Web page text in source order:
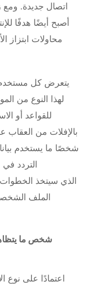
اتصال جديدة. ومع
أصبح أيضًا هدفًا
محاولات ابتزاز
يتعرض كل مستخدم
لهذا النوع من
للقواعد أو
بالإفلات من العقاب
شخصًا ما يستخدم
التردد في
الذي سيتخذ الخطوات
الملف
شخص ما
اعتمادًا على نوع